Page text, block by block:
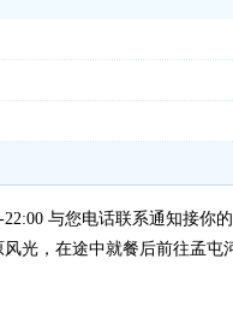
与您电话联系通知接你
光，在途中就餐后前往孟